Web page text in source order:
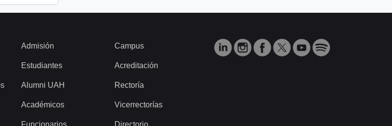
Admisión
Estudiantes
Alumni UAH
Académicos
Funcionarios
Campus
Acreditación
Rectoría
Vicerrectorías
Directorio